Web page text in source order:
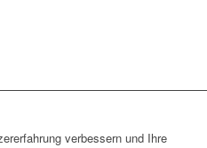
verbessern und Ihre